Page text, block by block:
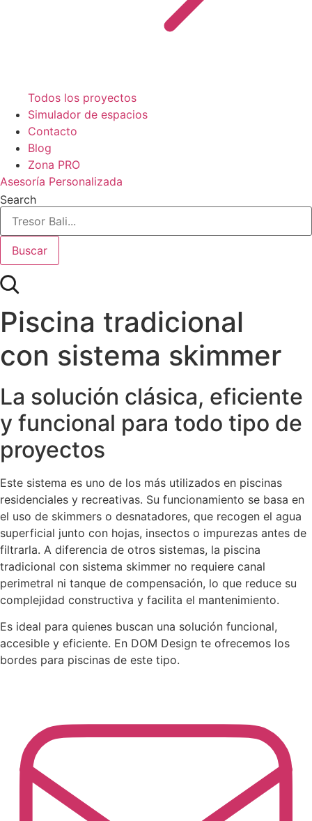
Todos los proyectos
Simulador de espacios
Contacto
Blog
Zona PRO
Asesoría Personalizada
Search
Buscar
Piscina tradicional
con sistema skimmer
La solución clásica, eficiente
y funcional para todo tipo de
proyectos
Este sistema es uno de los más utilizados en piscinas
residenciales y recreativas. Su funcionamiento se basa en
el uso de skimmers o desnatadores, que recogen el agua
superficial junto con hojas, insectos o impurezas antes de
filtrarla. A diferencia de otros sistemas, la piscina
tradicional con sistema skimmer no requiere canal
perimetral ni tanque de compensación, lo que reduce su
complejidad constructiva y facilita el mantenimiento.
Es ideal para quienes buscan una solución funcional,
accesible y eficiente. En DOM Design te ofrecemos los
bordes para piscinas de este tipo.